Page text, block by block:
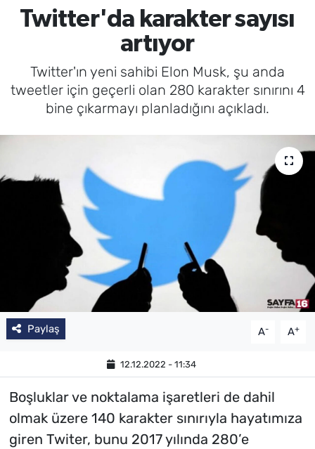
Twitter'da karakter sayısı
artıyor
Twitter'ın yeni sahibi Elon Musk, şu anda
tweetler için geçerli olan 280 karakter sınırını 4
bine çıkarmayı planladığını açıkladı.
Paylaş A- A+
12.12.2022 - 11:34
Boşluklar ve noktalama işaretleri de dahil
olmak üzere 140 karakter sınırıyla hayatımıza
giren Twiter, bunu 2017 yılında 280’e